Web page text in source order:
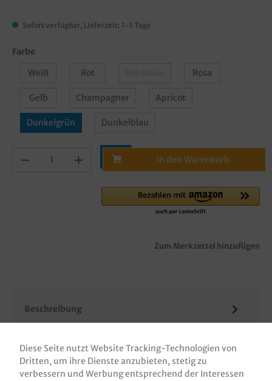
Sofort verfügbar, Lieferzeit: 1-3 Tage
Farbe
Weiß
Rot Rosa
Gelb Champagner Apricot
Dunkelgrün Dunkelblau
In den Warenkorb
Zum Merkzettel hinzufügen
Beschreibung
Gourmet Premium, 40x40cm, 3 Lagen, 1/4 Fa… Mehr
Bewertungen
Diese Seite nutzt Website Tracking-Technologien von
Dritten, um ihre Dienste anzubieten, stetig zu
verbessern und Werbung entsprechend der Interessen